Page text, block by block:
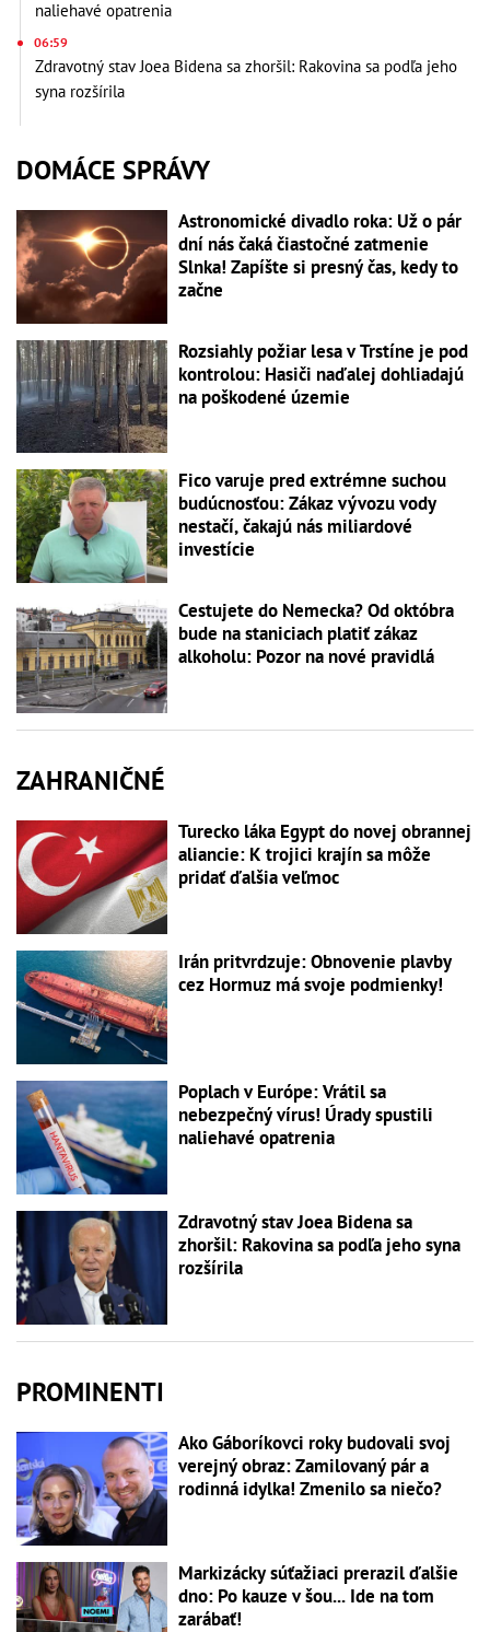
naliehavé opatrenia
06:59
Zdravotný stav Joea Bidena sa zhoršil: Rakovina sa podľa jeho
syna rozšírila
DOMÁCE SPRÁVY
Astronomické divadlo roka: Už o pár
dní nás čaká čiastočné zatmenie
Slnka! Zapíšte si presný čas, kedy to
začne
Rozsiahly požiar lesa v Trstíne je pod
kontrolou: Hasiči naďalej dohliadajú
na poškodené územie
Fico varuje pred extrémne suchou
budúcnosťou: Zákaz vývozu vody
nestačí, čakajú nás miliardové
investície
Cestujete do Nemecka? Od októbra
bude na staniciach platiť zákaz
alkoholu: Pozor na nové pravidlá
ZAHRANIČNÉ
Turecko láka Egypt do novej obrannej
aliancie: K trojici krajín sa môže
pridať ďalšia veľmoc
Irán pritvrdzuje: Obnovenie plavby
cez Hormuz má svoje podmienky!
Poplach v Európe: Vrátil sa
nebezpečný vírus! Úrady spustili
naliehavé opatrenia
Zdravotný stav Joea Bidena sa
zhoršil: Rakovina sa podľa jeho syna
rozšírila
PROMINENTI
Ako Gáboríkovci roky budovali svoj
verejný obraz: Zamilovaný pár a
rodinná idylka! Zmenilo sa niečo?
Markizácky súťažiaci prerazil ďalšie
dno: Po kauze v šou... Ide na tom
zarábať!